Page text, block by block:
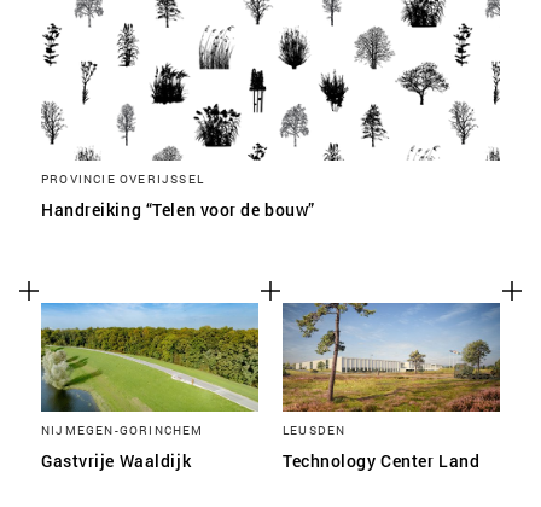
PROVINCIE OVERIJSSEL
Handreiking “Telen voor de bouw”
NIJMEGEN-GORINCHEM
Gastvrije Waaldijk
LEUSDEN
Technology Center Land